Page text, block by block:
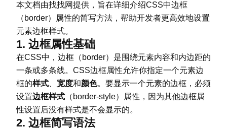
本文档由找找网提供，旨在详细介绍CSS中边框
（border）属性的简写方法，帮助开发者更高效地设置
元素边框样式。
1. 边框属性基础
在CSS中，边框（border）是围绕元素内容和内边距的
一条或多条线。CSS边框属性允许你指定一个元素边
框的样式、 宽度和颜色。要显示一个元素的边框，必须
设置边框样式 （border-style）属性，因为其他边框属
性设置后没有样式是不会显示的。
2. 边框简写语法